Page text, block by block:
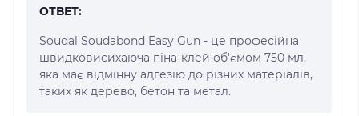
ОТВЕТ:
Soudal Soudabond Easy Gun - це професійна
швидковисихаюча піна-клей об'ємом 750 мл,
яка має відмінну адгезію до різних матеріалів,
таких як дерево, бетон та метал.